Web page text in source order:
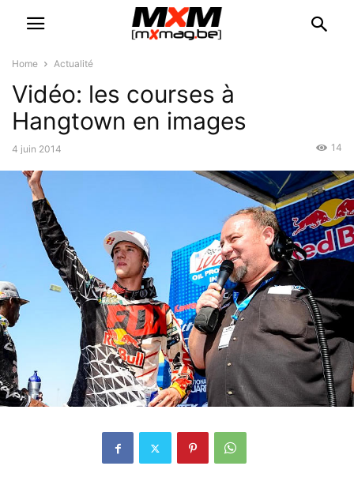
Home Actualité
Vidéo: les courses à
Hangtown en images
4 juin 2014 14